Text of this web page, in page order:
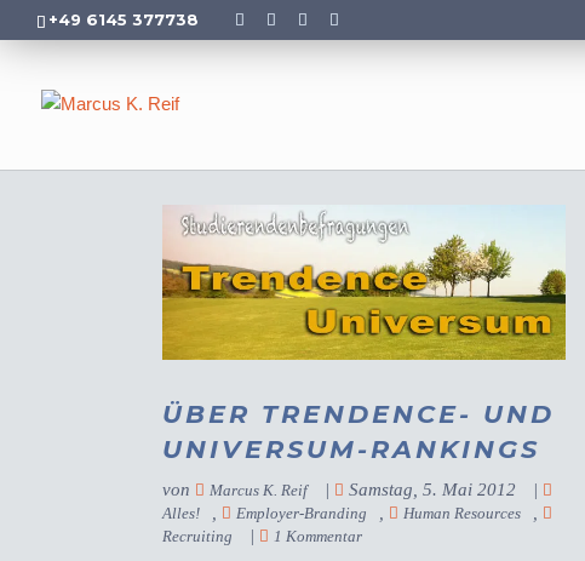
+49 6145 377738
ÜBER TRENDENCE- UND
UNIVERSUM-RANKINGS
von Marcus K. Reif | Samstag, 5. Mai 2012 |
Alles! , Employer-Branding , Human Resources ,
Recruiting | 1 Kommentar